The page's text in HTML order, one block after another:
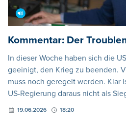
Kommentar: Der
In dieser Woche haben sich die
geeinigt, den Krieg zu beenden.
muss noch geregelt werden. Klar
US-Regierung daraus nicht als
19.06.2026 18:20